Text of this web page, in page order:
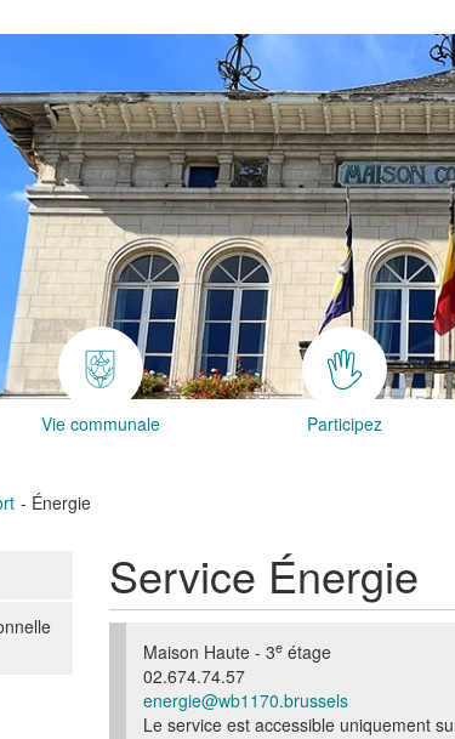
Vie communale Participez
Énergie
Service Énergie
Maison Haute - 3e étage
02.674.74.57
energie@wb1170.brussels
Le service est accessible uniquement